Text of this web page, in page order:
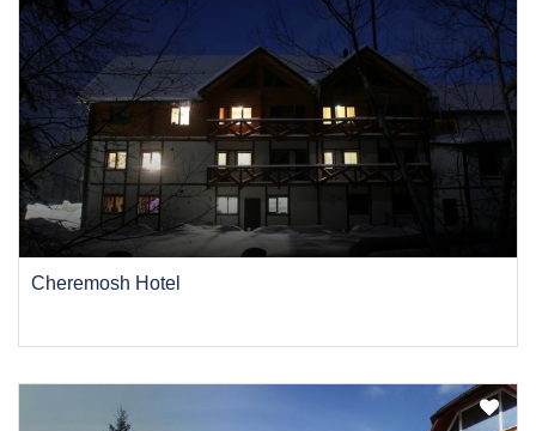
Cheremosh Hotel